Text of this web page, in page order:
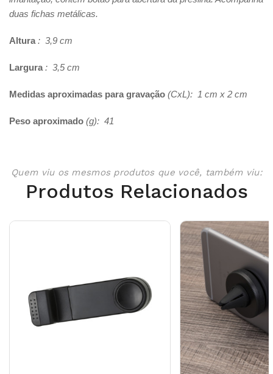
duas fichas metálicas.
Altura : 3,9 cm
Largura : 3,5 cm
Medidas aproximadas para gravação (CxL): 1 cm x 2 cm
Peso aproximado (g): 41
Quem viu os mesmos produtos que você, também viu:
Produtos Relacionados